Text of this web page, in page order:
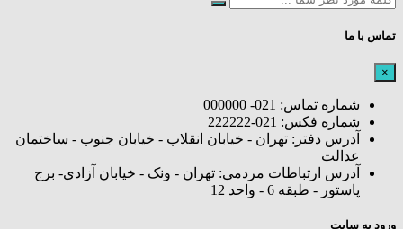
تماس با ما
×
شماره تماس: 021- 000000
شماره فکس: 021-222222
آدرس دفتر: تهران - خیابان انقلاب - خیابان جنوب - ساختمان
عدالت
آدرس ارتباطات مردمی: تهران - ونک - خیابان آزادی- برج
پاستور - طبقه 6 - واحد 12
ورود به سایت